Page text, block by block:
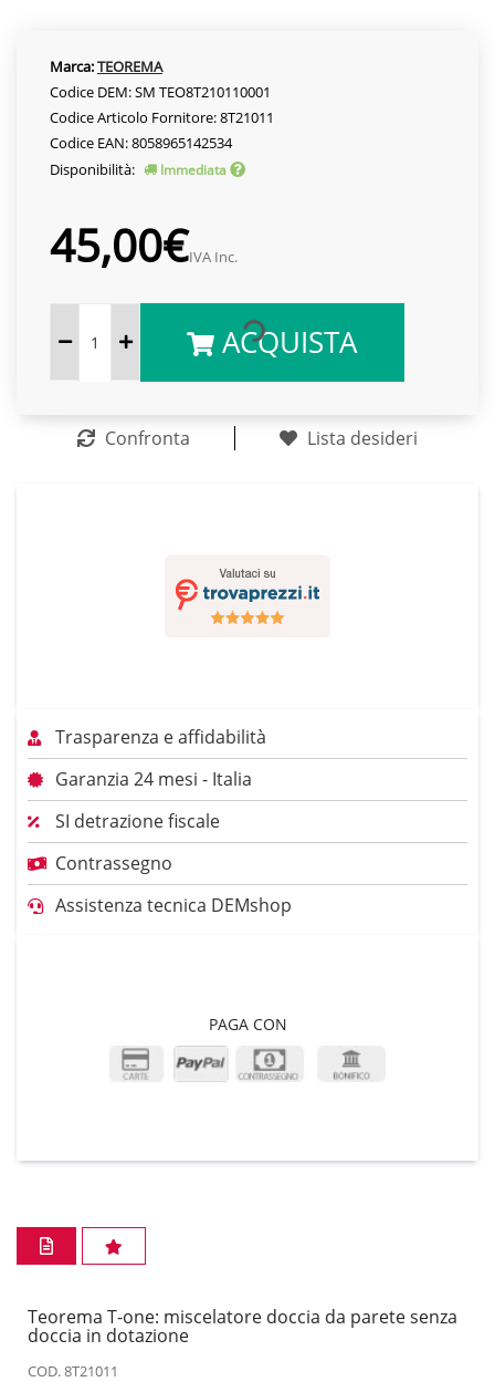
Marca:TEOREMA
Codice DEM: SM TEO8T210110001
Codice Articolo Fornitore: 8T21011
Codice EAN: 8058965142534
Disponibilità:
Immediata
45,00€IVA Inc.
ACQUISTA
Confronta Lista desideri
Trasparenza e affidabilità
Garanzia 24 mesi - Italia
SI detrazione fiscale
Contrassegno
Assistenza tecnica DEMshop
PAGA CON
Teorema T-one: miscelatore doccia da parete senza
doccia in dotazione
COD. 8T21011